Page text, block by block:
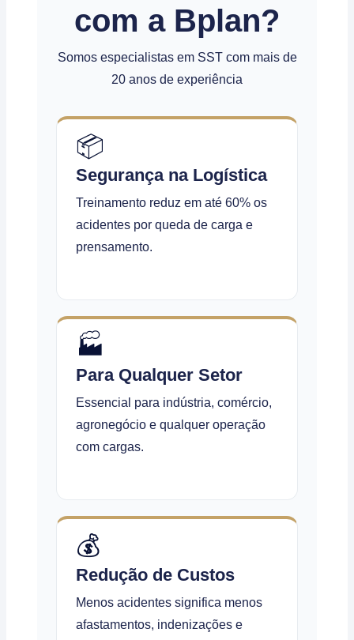
com a Bplan?
Somos especialistas em SST com mais de
20 anos de experiência
📦
Segurança na Logística
Treinamento reduz em até 60% os
acidentes por queda de carga e
prensamento.
🏭
Para Qualquer Setor
Essencial para indústria, comércio,
agronegócio e qualquer operação
com cargas.
💰
Redução de Custos
Menos acidentes significa menos
afastamentos, indenizações e